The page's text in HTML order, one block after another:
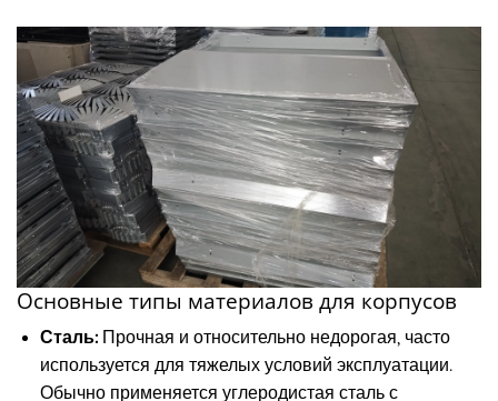
Основные типы материалов для корпусов
Сталь:Прочная и относительно недорогая, часто
используется для тяжелых условий эксплуатации.
Обычно применяется углеродистая сталь с